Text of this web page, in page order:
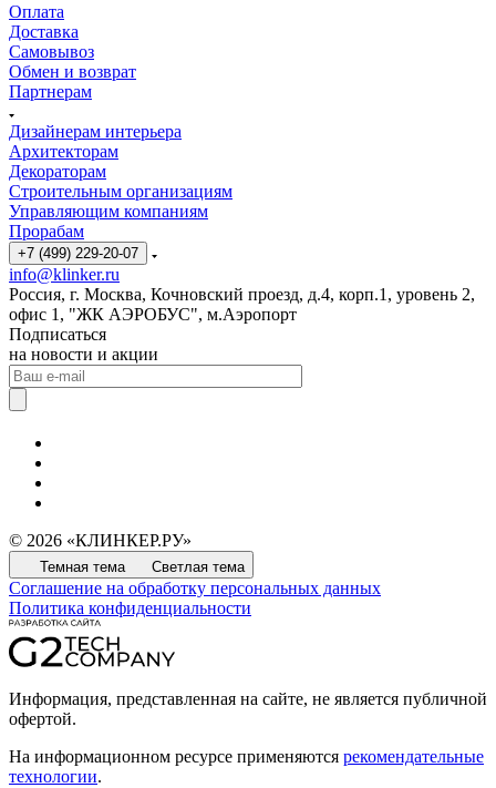
Оплата
Доставка
Самовывоз
Обмен и возврат
Партнерам
Дизайнерам интерьера
Архитекторам
Декораторам
Строительным организациям
Управляющим компаниям
Прорабам
+7 (499) 229-20-07
info@klinker.ru
Россия, г. Москва, Кочновский проезд, д.4, корп.1, уровень 2,
офис 1, "ЖК АЭРОБУС", м.Аэропорт
Подписаться
на новости и акции
© 2026 «КЛИНКЕР.РУ»
Темная тема Светлая тема
Соглашение на обработку персональных данных
Политика конфиденциальности
Информация, представленная на сайте, не является публичной
офертой.
На информационном ресурсе применяются рекомендательные
технологии.